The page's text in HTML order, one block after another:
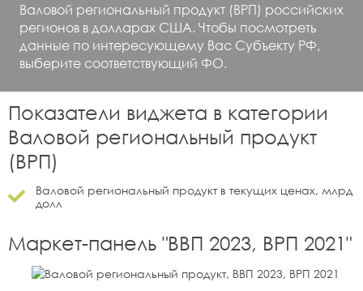
Валовой региональный продукт (ВРП) российских
регионов в долларах США. Чтобы посмотреть
данные по интересующему Вас Субъекту РФ,
выберите соответствующий ФО.
Показатели виджета в категории
Валовой региональный продукт
(ВРП)
Валовой региональный продукт в текущих ценах, млрд
долл
Маркет-панель "ВВП 2023, ВРП 2021"